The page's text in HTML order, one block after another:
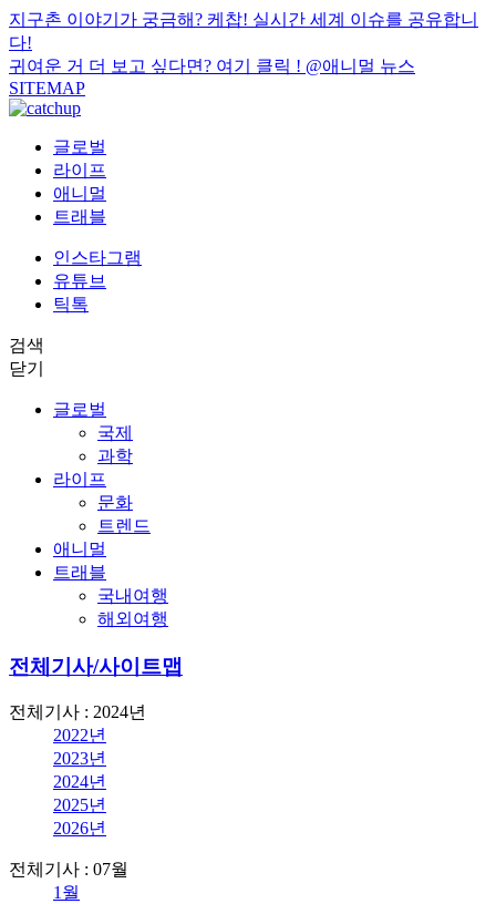
지구촌 이야기가 궁금해? 케찹! 실시간 세계 이슈를 공유합니
다!
귀여운 거 더 보고 싶다면? 여기 클릭 ! @애니멀 뉴스
SITEMAP
글로벌
라이프
애니멀
트래블
인스타그램
유튜브
틱톡
검색
닫기
글로벌
국제
과학
라이프
문화
트렌드
애니멀
트래블
국내여행
해외여행
전체기사/사이트맵
전체기사 : 2024년
2022년
2023년
2024년
2025년
2026년
전체기사 : 07월
1월